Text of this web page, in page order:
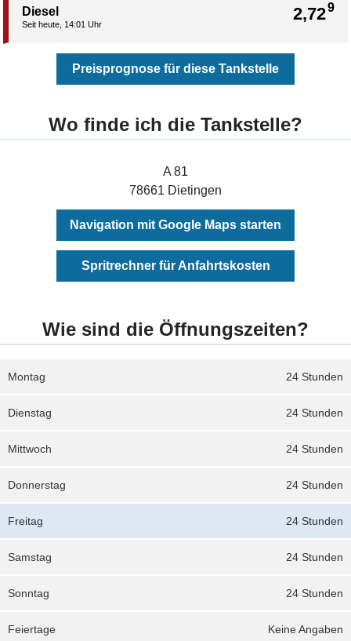
2,729
Diesel
Seit heute, 14:01 Uhr
Preisprognose für diese Tankstelle
Wo finde ich die Tankstelle?
A 81
78661 Dietingen
Navigation mit Google Maps starten
Spritrechner für Anfahrtskosten
Wie sind die Öffnungszeiten?
24 Stunden
Montag
24 Stunden
Dienstag
24 Stunden
Mittwoch
24 Stunden
Donnerstag
24 Stunden
Freitag
24 Stunden
Samstag
24 Stunden
Sonntag
Keine Angaben
Feiertage